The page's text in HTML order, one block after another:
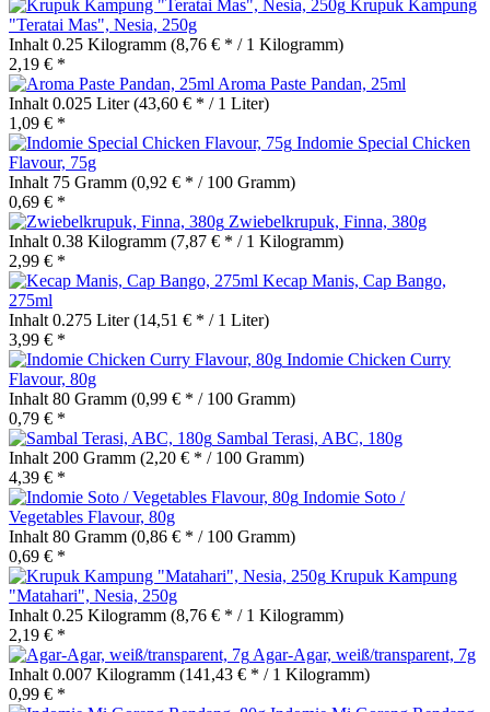
Krupuk Kampung
"Teratai Mas", Nesia, 250g
Inhalt 0.25 Kilogramm (8,76 € * / 1 Kilogramm)
2,19 € *
Aroma Paste Pandan, 25ml
Inhalt 0.025 Liter(43,60 € * / 1 Liter)
1,09 € *
Indomie Special Chicken
Flavour, 75g
Inhalt 75 Gramm (0,92 € * / 100 Gramm)
0,69 € *
Zwiebelkrupuk, Finna, 380g
Inhalt 0.38 Kilogramm (7,87 € * / 1 Kilogramm)
2,99 € *
Kecap Manis, Cap Bango,
275ml
Inhalt 0.275 Liter(14,51 € * / 1 Liter)
3,99 € *
Indomie Chicken Curry
Flavour, 80g
Inhalt 80 Gramm (0,99 € * / 100 Gramm)
0,79 € *
Sambal Terasi, ABC, 180g
Inhalt 200 Gramm (2,20 € * / 100 Gramm)
4,39 € *
Indomie Soto /
Vegetables Flavour, 80g
Inhalt 80 Gramm (0,86 € * / 100 Gramm)
0,69 € *
Krupuk Kampung
"Matahari", Nesia, 250g
Inhalt 0.25 Kilogramm (8,76 € * / 1 Kilogramm)
2,19 € *
Agar-Agar, weiß/transparent, 7g
Inhalt 0.007 Kilogramm (141,43 € * / 1 Kilogramm)
0,99 € *